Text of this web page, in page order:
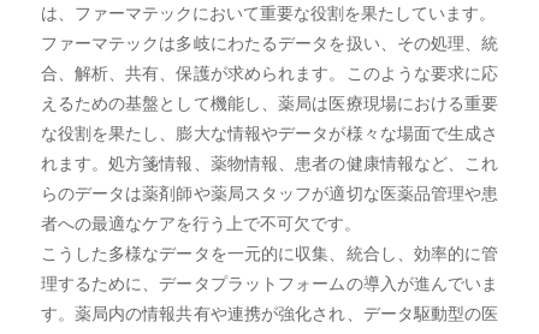
は、ファーマテックにおいて重要な役割を果たしています。
ファーマテックは多岐にわたるデータを扱い、その処理、統
合、解析、共有、保護が求められます。このような要求に応
えるための基盤として機能し、薬局は医療現場における重要
な役割を果たし、膨大な情報やデータが様々な場面で生成さ
れます。処方箋情報、薬物情報、患者の健康情報など、これ
らのデータは薬剤師や薬局スタッフが適切な医薬品管理や患
者への最適なケアを行う上で不可欠です。
こうした多様なデータを一元的に収集、統合し、効率的に管
理するために、データプラットフォームの導入が進んでいま
す。薬局内の情報共有や連携が強化され、データ駆動型の医